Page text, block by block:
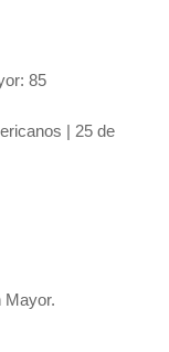
85
| 25 de
Mayor.